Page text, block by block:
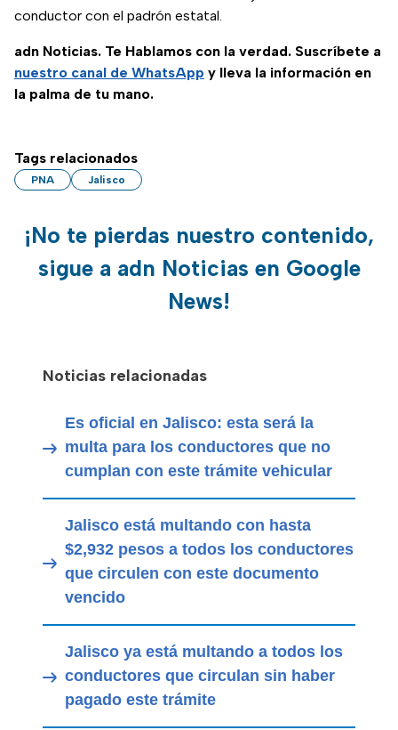
conductor con el padrón estatal.
adn Noticias. Te Hablamos con la verdad. Suscríbete a
nuestro canal de WhatsApp y lleva la información en
la palma de tu mano.
Tags relacionados
PNA Jalisco
¡No te pierdas nuestro contenido,
sigue a adn Noticias en Google
News!
Noticias relacionadas
Es oficial en Jalisco: esta será la
multa para los conductores que no
cumplan con este trámite vehicular
Jalisco está multando con hasta
$2,932 pesos a todos los conductores
que circulen con este documento
vencido
Jalisco ya está multando a todos los
conductores que circulan sin haber
pagado este trámite